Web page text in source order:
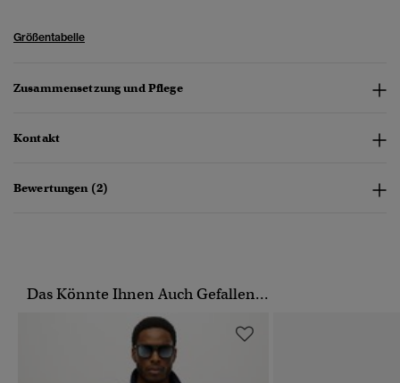
Größentabelle
Zusammensetzung und Pflege
Kontakt
Bewertungen (2)
Das Könnte Ihnen Auch Gefallen...